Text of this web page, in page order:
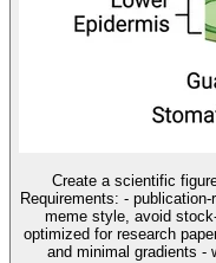
Create a scientific
Requirements: -
meme style, avoid
optimized for research
and minimal gradients -